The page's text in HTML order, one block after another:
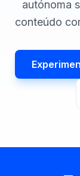
Content
Engine
Integrações
autónoma
conteúdo